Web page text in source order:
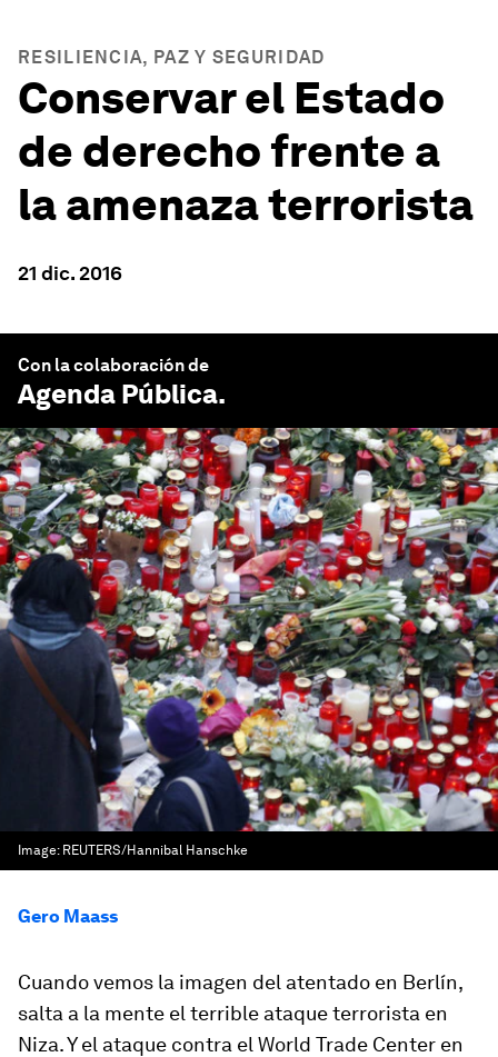
RESILIENCIA, PAZ Y SEGURIDAD
Conservar el Estado
de derecho frente a
la amenaza terrorista
21 dic. 2016
Con la colaboración de
Agenda Pública.
Image: REUTERS/Hannibal Hanschke
Gero Maass
Cuando vemos la imagen del atentado en Berlín,
salta a la mente el terrible ataque terrorista en
Niza. Y el ataque contra el World Trade Center en